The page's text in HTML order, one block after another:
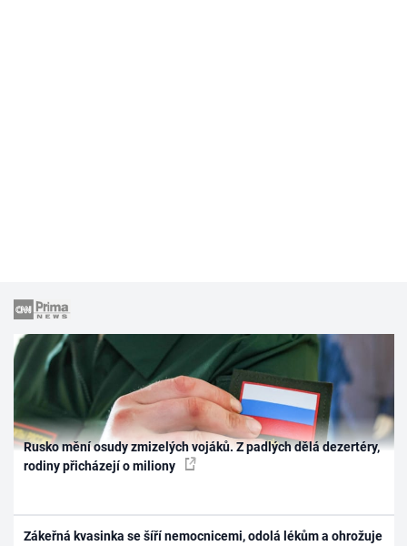
Rusko mění osudy zmizelých vojáků. Z padlých dělá dezertéry,
rodiny přicházejí o miliony
Zákeřná kvasinka se šíří nemocnicemi, odolá lékům a ohrožuje